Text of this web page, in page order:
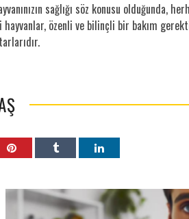
sağlığı söz konusu olduğunda,
özenli ve bilinçli bir bakım